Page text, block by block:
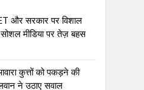
और सरकार पर विशाल
सोशल मीडिया पर तेज़ बहस
कुत्तों को पकड़ने की
ने उठाए सवाल